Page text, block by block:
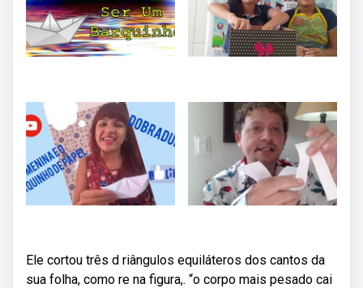
Ele cortou três d riângulos equiláteros dos cantos da
sua folha, como re na figura,. “o corpo mais pesado cai